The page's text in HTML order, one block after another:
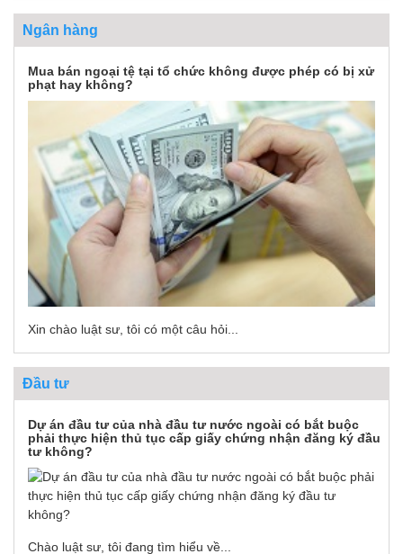
Ngân hàng
Mua bán ngoại tệ tại tổ chức không được phép có bị xử
phạt hay không?
Xin chào luật sư, tôi có một câu hỏi...
Đầu tư
Dự án đầu tư của nhà đầu tư nước ngoài có bắt buộc
phải thực hiện thủ tục cấp giấy chứng nhận đăng ký đầu
tư không?
Chào luật sư, tôi đang tìm hiểu về...